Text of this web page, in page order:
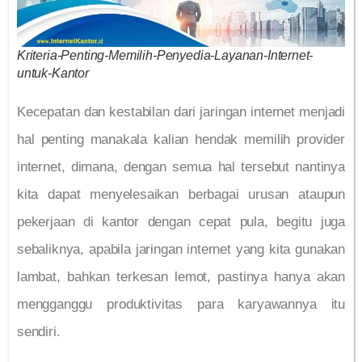
Kriteria-Penting-Memilih-Penyedia-Layanan-Internet-
untuk-Kantor
Kecepatan dan kestabilan dari jaringan internet menjadi
hal penting manakala kalian hendak memilih provider
internet, dimana, dengan semua hal tersebut nantinya
kita dapat menyelesaikan berbagai urusan ataupun
pekerjaan di kantor dengan cepat pula, begitu juga
sebaliknya, apabila jaringan internet yang kita gunakan
lambat, bahkan terkesan lemot, pastinya hanya akan
mengganggu produktivitas para karyawannya itu
sendiri.